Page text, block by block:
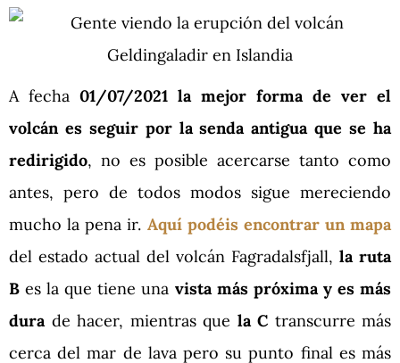
A fecha 01/07/2021 la mejor forma de ver el
volcán es seguir por la senda antigua que se ha
redirigido, no es posible acercarse tanto como
antes, pero de todos modos sigue mereciendo
mucho la pena ir. Aquí podéis encontrar un mapa
del estado actual del volcán Fagradalsfjall, la ruta
B es la que tiene una vista más próxima y es más
durade hacer, mientras que la C transcurre más
cerca del mar de lava pero su punto final es más